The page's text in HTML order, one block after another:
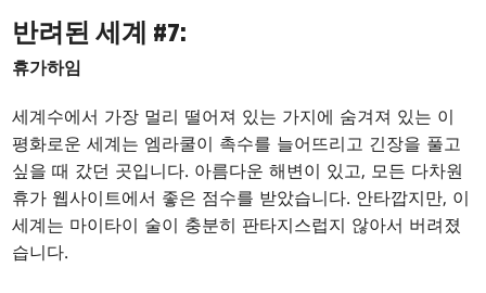
반려된 세계 #7:
휴가하임
세계수에서 가장 멀리 떨어져 있는 가지에 숨겨져 있는 이
평화로운 세계는 엠라쿨이 촉수를 늘어뜨리고 긴장을 풀고
싶을 때 갔던 곳입니다. 아름다운 해변이 있고, 모든 다차원
휴가 웹사이트에서 좋은 점수를 받았습니다. 안타깝지만, 이
세계는 마이타이 술이 충분히 판타지스럽지 않아서 버려졌
습니다.